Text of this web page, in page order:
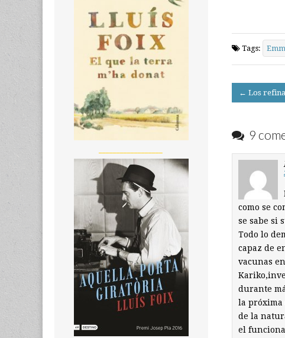
Tags:
Post
navigation
← Los
9
como se
se sabe si
Todo lo
capaz de
vacunas
durante
la próxima
de la
el